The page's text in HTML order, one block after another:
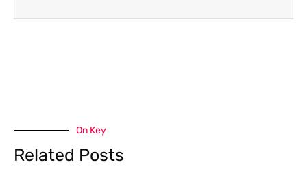
On Key
Related Posts